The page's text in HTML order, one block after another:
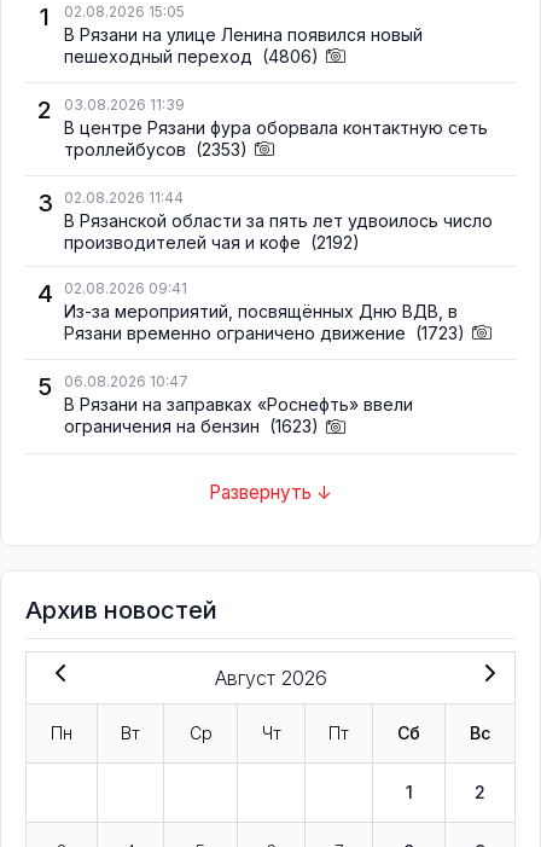
1
02.08.2026 15:05
В Рязани на улице Ленина появился новый
пешеходный переход (4806)
2 03.08.2026 11:39
В центре Рязани фура оборвала контактную сеть
троллейбусов (2353)
3 02.08.2026 11:44
В Рязанской области за пять лет удвоилось число
производителей чая и кофе (2192)
4 02.08.2026 09:41
Из-за мероприятий, посвящённых Дню ВДВ, в
Рязани временно ограничено движение (1723)
5 06.08.2026 10:47
В Рязани на заправках «Роснефть» ввели
ограничения на бензин (1623)
Развернуть ↓
Архив новостей
Август 2026
Пн Вт Ср Чт Пт Сб Вс
1 2